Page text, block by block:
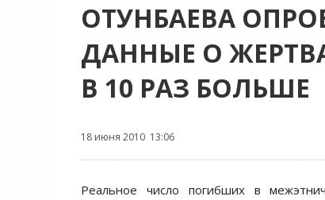
ОТУНБАЕВА
ДАННЫЕ О
В 10 РАЗ БОЛЬШЕ
18 июня 2010 13:06
Реальное число погибших в